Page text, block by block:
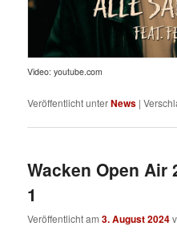
Video: youtube.com
Veröffentlicht unterNews |
Wacken Open Air
1
Veröffentlicht am3. August 2024